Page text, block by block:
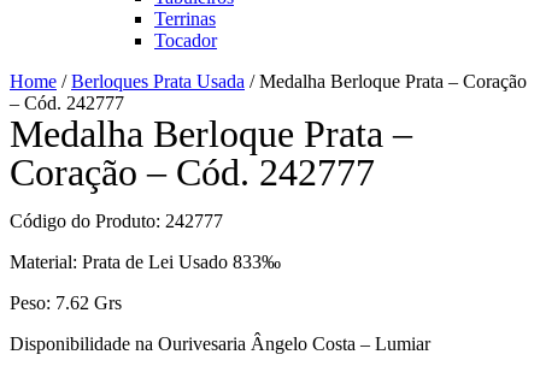
Terrinas
Tocador
Home /Berloques Prata Usada / Medalha Berloque Prata – Coração
– Cód. 242777
Medalha Berloque Prata –
Coração – Cód. 242777
Código do Produto: 242777
Material: Prata de Lei Usado 833‰
Peso: 7.62 Grs
Disponibilidade na Ourivesaria Ângelo Costa – Lumiar